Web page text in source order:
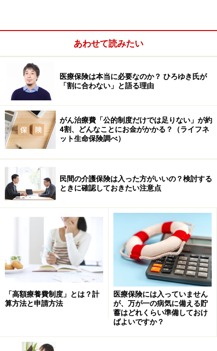
個人保険の新契約件数と保有契約件数
2019年度の新契約件数が最も多かった生命保険会社は日
本生命で、前年度から0.8%増の471万6千件となっていま
す。第一生命が4.0%増の462万7千件で日本生命との差を
前年度から縮めています。3番目のアフラックは前年度
の4番目から上がっていますが、新契約件数はがん保険
を中心に約38万件も減らしています。前年度3番目に多
かったかんぽ生命は、不適正な保険募集による業務停止
が大きく影響し、前年度から100万件以上減らして64万4
千件になっています。
あわせて読みたい
医療保険は本当に必要なのか？ ひろゆき氏が
「割に合わない」と語る理由
がん治療費「公的制度だけでは足りない」が約
4割、どんなことにお金がかかる？（ライフネ
ット生命保険調べ）
民間の介護保険は入った方がいいの？検討する
ときに確認しておきたい注意点
「高額療養費制度」とは？計
算方法と申請方法
医療保険には入っていません
が、万が一の病気に備える貯
蓄はどれくらい準備しておけ
ばよいですか？